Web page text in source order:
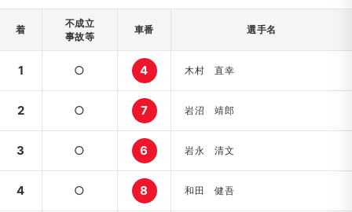
着
不成立
事故等
車番 選手名
1 ○ 4 木村 直幸
2 ○ 7 岩沼 靖郎
3 ○ 6 岩永 清文
4 ○ 8 和田 健吾